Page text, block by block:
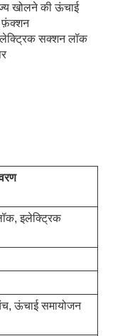
खोलने की ऊंचाई
फ़ंक्शन
सक्शन लॉक
इलेक्ट्रिक
ऊंचाई समायोजन